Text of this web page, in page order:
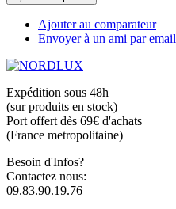
Ajouter au comparateur
Envoyer à un ami par email
Expédition sous 48h
(sur produits en stock)
Port offert dès 69€ d'achats
(France metropolitaine)
Besoin d'Infos?
Contactez nous:
09.83.90.19.76